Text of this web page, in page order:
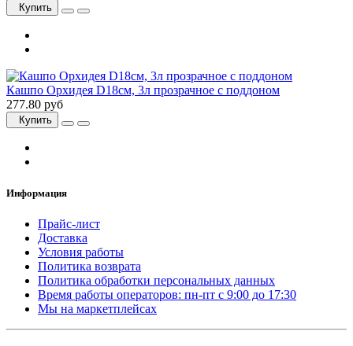
Купить
Кашпо Орхидея D18см, 3л прозрачное с поддоном
277.80 руб
Купить
Информация
Прайс-лист
Доставка
Условия работы
Политика возврата
Политика обработки персональных данных
Время работы операторов: пн-пт с 9:00 до 17:30
Мы на маркетплейсах